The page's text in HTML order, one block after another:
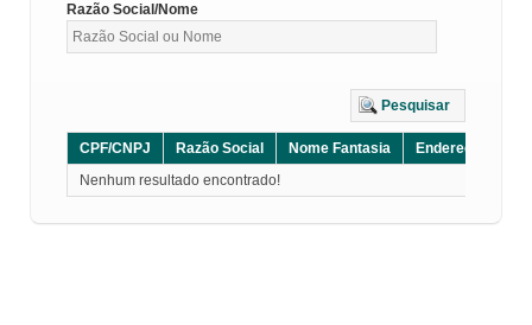
Razão Social/Nome
Pesquisar
CPF/CNPJ Razão Social Nome Fantasia Endereço
Nenhum resultado encontrado!